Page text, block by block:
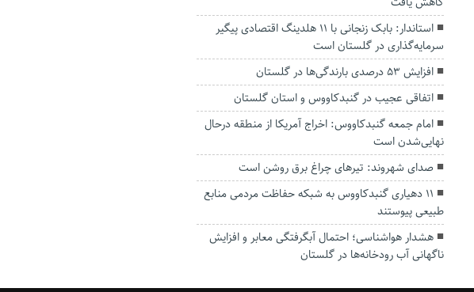
استاندار: بابک زنجانی با ۱۱ هلدینگ اقتصادی پیگیر
سرمایه‌گذاری در گلستان است
افزایش ۵۳ درصدی بارندگی‌ها در گلستان
اتفاقی عجیب در‌ گنبدکاووس و استان گلستان
امام جمعه گنبدکاووس: اخراج آمریکا از منطقه درحال
نهایی‌شدن است
صدای شهروند: تیرهای چراغ برق روشن است
۱۱ دهیاری گنبدکاووس به شبکه حفاظت مردمی منابع
طبیعی پیوستند
هشدار هواشناسی؛ احتمال آبگرفتگی معابر و افزایش
ناگهانی آب رودخانه‌ها در گلستان